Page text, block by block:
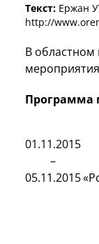
Текст: Ержан
http://
В областном
Программа
01.11.2015
–
05.11.2015